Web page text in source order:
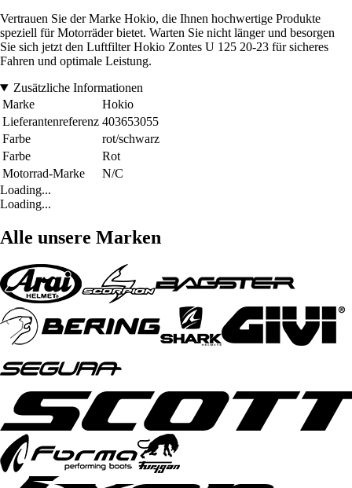
Vertrauen Sie der Marke Hokio, die Ihnen hochwertige Produkte
speziell für Motorräder bietet. Warten Sie nicht länger und besorgen
Sie sich jetzt den Luftfilter Hokio Zontes U 125 20-23 für sicheres
Fahren und optimale Leistung.
Zusätzliche Informationen
Marke
Hokio
Lieferantenreferenz 403653055
Farbe
rot/schwarz
Farbe
Rot
Motorrad-Marke
N/C
Loading...
Loading...
Alle unsere Marken